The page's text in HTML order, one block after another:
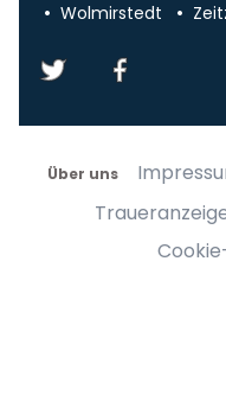
Wolmirstedt
Über uns